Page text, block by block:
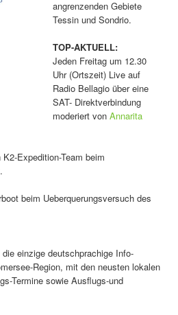
angrenzenden Gebiete
Tessin und Sondrio.
TOP-AKTUELL:
Jeden Freitag um 12.30
Uhr (Ortszeit) Live auf
Radio Bellagio über eine
SAT- Direktverbindung
moderiert von Annarita
Expedition-Team beim
beim Ueberquerungsversuch des
die einzige deutschprachige Info-
Region, mit den neusten lokalen
Termine sowie Ausflugs-und